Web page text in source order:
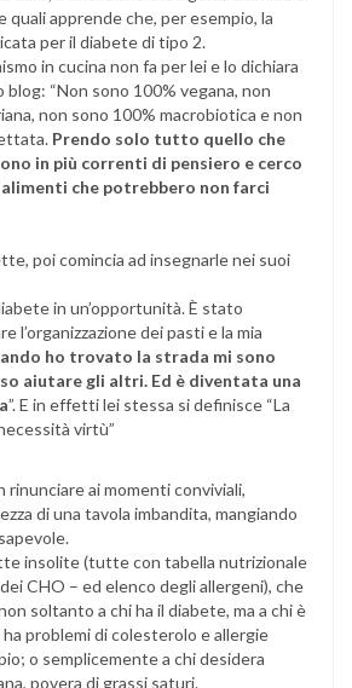
quali apprende che, per esempio, la
per il diabete di tipo 2.
in cucina non fa per lei e lo dichiara
“Non sono 100% vegana, non
non sono 100% macrobiotica e non
Prendo solo tutto quello che
in più correnti di pensiero e cerco
che potrebbero non farci
poi comincia ad insegnarle nei suoi
in un’opportunità. È stato
l’organizzazione dei pasti e la mia
ho trovato la strada mi sono
aiutare gli altri. Ed è diventata una
”. E in effetti lei stessa si definisce “La
virtù”
rinunciare ai momenti conviviali,
di una tavola imbandita, mangiando
insolite (tutte con tabella nutrizionale
CHO – ed elenco degli allergeni), che
soltanto a chi ha il diabete, ma a chi è
problemi di colesterolo e allergie
o semplicemente a chi desidera
povera di grassi saturi.